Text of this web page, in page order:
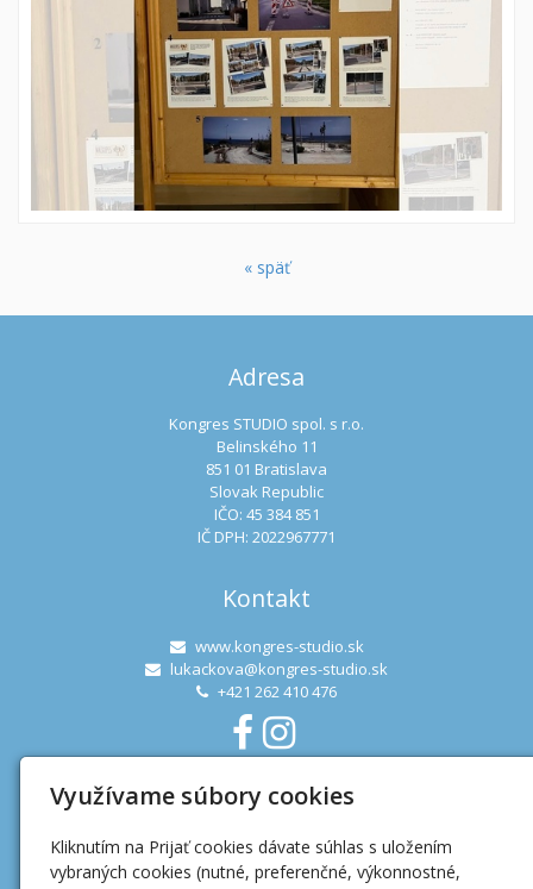
« späť
Adresa
Kongres STUDIO spol. s r.o.
Belinského 11
851 01 Bratislava
Slovak Republic
IČO: 45 384 851
IČ DPH: 2022967771
Kontakt
www.kongres-studio.sk
lukackova@kongres-studio.sk
+421 262 410 476
Užitočné linky
Ochrana osobných údajov
Mapa webu
Využívame súbory cookies
Kliknutím na Prijať cookies dávate súhlas s uložením
vybraných cookies (nutné, preferenčné, výkonnostné,